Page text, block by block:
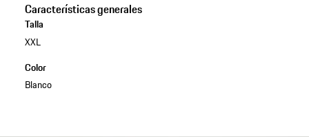
Características generales
Talla
XXL
Color
Blanco